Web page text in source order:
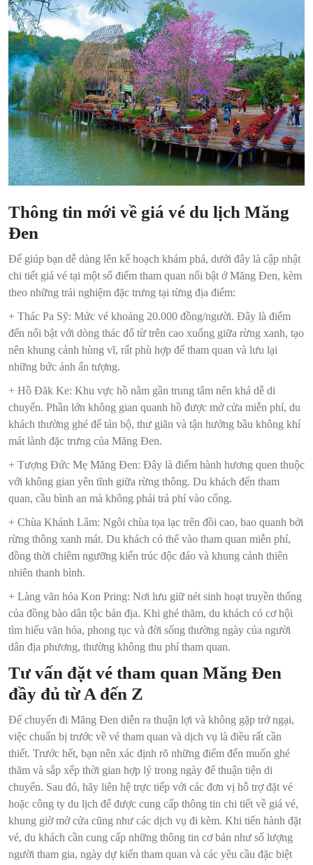
Thông tin mới về giá vé du lịch Măng
Đen
Để giúp bạn dễ dàng lên kế hoạch khám phá, dưới đây là cập nhật
chi tiết giá vé tại một số điểm tham quan nổi bật ở Măng Đen, kèm
theo những trải nghiệm đặc trưng tại từng địa điểm:
+ Thác Pa Sỹ: Mức vé khoảng 20.000 đồng/người. Đây là điểm
đến nổi bật với dòng thác đổ từ trên cao xuống giữa rừng xanh, tạo
nên khung cảnh hùng vĩ, rất phù hợp để tham quan và lưu lại
những bức ảnh ấn tượng.
+ Hồ Đăk Ke: Khu vực hồ nằm gần trung tâm nên khá dễ di
chuyển. Phần lớn không gian quanh hồ được mở cửa miễn phí, du
khách thường ghé để tản bộ, thư giãn và tận hưởng bầu không khí
mát lành đặc trưng của Măng Đen.
+ Tượng Đức Mẹ Măng Đen: Đây là điểm hành hương quen thuộc
với không gian yên tĩnh giữa rừng thông. Du khách đến tham
quan, cầu bình an mà không phải trả phí vào cổng.
+ Chùa Khánh Lâm: Ngôi chùa tọa lạc trên đồi cao, bao quanh bởi
rừng thông xanh mát. Du khách có thể vào tham quan miễn phí,
đồng thời chiêm ngưỡng kiến trúc độc đáo và khung cảnh thiên
nhiên thanh bình.
+ Làng văn hóa Kon Pring: Nơi lưu giữ nét sinh hoạt truyền thống
của đồng bào dân tộc bản địa. Khi ghé thăm, du khách có cơ hội
tìm hiểu văn hóa, phong tục và đời sống thường ngày của người
dân địa phương, thường không thu phí tham quan.
Tư vấn đặt vé tham quan Măng Đen
đầy đủ từ A đến Z
Để chuyến đi Măng Đen diễn ra thuận lợi và không gặp trở ngại,
việc chuẩn bị trước về vé tham quan và dịch vụ là điều rất cần
thiết. Trước hết, bạn nên xác định rõ những điểm đến muốn ghé
thăm và sắp xếp thời gian hợp lý trong ngày để thuận tiện di
chuyển. Sau đó, hãy liên hệ trực tiếp với các đơn vị hỗ trợ đặt vé
hoặc công ty du lịch để được cung cấp thông tin chi tiết về giá vé,
khung giờ mở cửa cũng như các dịch vụ đi kèm. Khi tiến hành đặt
vé, du khách cần cung cấp những thông tin cơ bản như số lượng
người tham gia, ngày dự kiến tham quan và các yêu cầu đặc biệt